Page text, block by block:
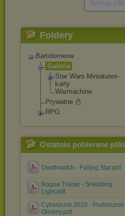
Foldery
Bartolomeow
Galeria
Star Wars Miniatures-
karty
Warmachine
Prywatne
RPG
Ostatnio pobierane pliki
Deathwatch - Falling Star.pdf
Rogue Trader - Shedding
Light.pdf
Cyberpunk 2020 - Podrecznik
Glowny.pdf